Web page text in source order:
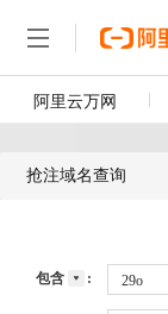
抢注域名查询
包含